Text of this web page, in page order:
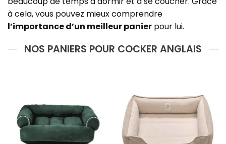
à cela, vous pouvez mieux comprendre
l’importance d’un meilleur panier pour lui.
NOS PANIERS POUR COCKER ANGLAIS